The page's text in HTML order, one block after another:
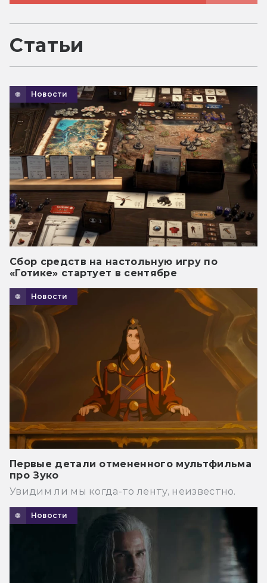
Статьи
Новости
Сбор средств на настольную игру по
«Готике» стартует в сентябре
Новости
Первые детали отмененного мультфильма
про Зуко
Увидим ли мы когда-то ленту, неизвестно.
Новости